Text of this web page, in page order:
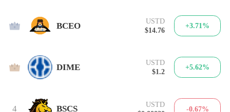
2 BCEO
USTD
$14.76
+3.71%
3 DIME
USTD
$1.2
+5.62%
4 BSCS
USTD
-0.67%